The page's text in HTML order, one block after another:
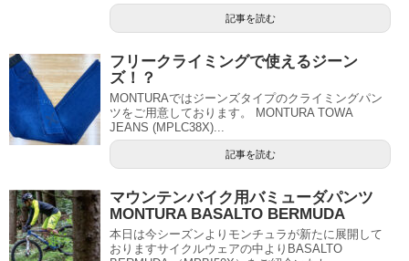
記事を読む
フリークライミングで使えるジーン
ズ！？
MONTURAではジーンズタイプのクライミングパン
ツをご用意しております。 MONTURA TOWA
JEANS (MPLC38X)...
記事を読む
マウンテンバイク用バミューダパンツ
MONTURA BASALTO BERMUDA
本日は今シーズンよりモンチュラが新たに展開して
おりますサイクルウェアの中よりBASALTO